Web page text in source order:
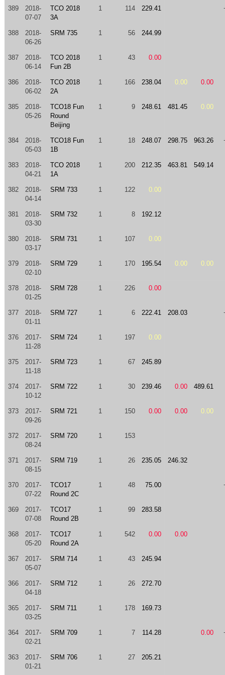
389
2018-
07-07
TCO 2018
3A
1 114 229.41
388
2018-
06-26
SRM 735 1 56 244.99
387
2018-
06-14
TCO 2018
Fun 2B
1 43 0.00
386
2018-
06-02
TCO 2018
2A
1 166 238.04 0.00 0.00
385
2018-
05-26
TCO18 Fun
Round
Beijing
1 9 248.61 481.45 0.00
384
2018-
05-03
TCO18 Fun
1B
1 18 248.07 298.75 963.26
383
2018-
04-21
TCO 2018
1A
1 200 212.35 463.81 549.14
382
2018-
04-14
SRM 733 1 122 0.00
381
2018-
03-30
SRM 732 1 8 192.12
380
2018-
03-17
SRM 731 1 107 0.00
379
2018-
02-10
SRM 729 1 170 195.54 0.00 0.00
378
2018-
01-25
SRM 728 1 226 0.00
377
2018-
01-11
SRM 727 1 6 222.41 208.03
376
2017-
11-28
SRM 724 1 197 0.00
375
2017-
11-18
SRM 723 1 67 245.89
374
2017-
10-12
SRM 722 1 30 239.46 0.00 489.61
373
2017-
09-26
SRM 721 1 150 0.00 0.00 0.00
372
2017-
08-24
SRM 720 1 153
371
2017-
08-15
SRM 719 1 26 235.05 246.32
370
2017-
07-22
TCO17
Round 2C
1 48 75.00
369
2017-
07-08
TCO17
Round 2B
1 99 283.58
368
2017-
05-20
TCO17
Round 2A
1 542 0.00 0.00
367
2017-
05-07
SRM 714 1 43 245.94
366
2017-
04-18
SRM 712 1 26 272.70
365
2017-
03-25
SRM 711 1 178 169.73
364
2017-
02-21
SRM 709 1 7 114.28 0.00
363
2017-
01-21
SRM 706 1 27 205.21